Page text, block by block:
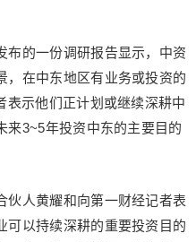
布的一份调研报告显示，中资
，在中东地区有业务或投资的
表示他们正计划或继续深耕中
来3~5年投资中东的主要目的
伙人黄耀和向第一财经记者表
可以持续深耕的重要投资目的